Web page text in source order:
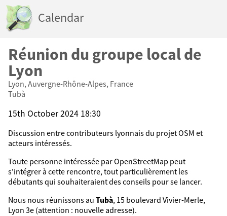
Calendar
Réunion du groupe local de
Lyon
Lyon, Auvergne-Rhône-Alpes, France
Tubà
15th October 2024 18:30
Discussion entre contributeurs lyonnais du projet OSM et
acteurs intéressés.
Toute personne intéressée par OpenStreetMap peut
s'intégrer à cette rencontre, tout particulièrement les
débutants qui souhaiteraient des conseils pour se lancer.
Nous nous réunissons au Tubà, 15 boulevard Vivier-Merle,
Lyon 3e (attention : nouvelle adresse).